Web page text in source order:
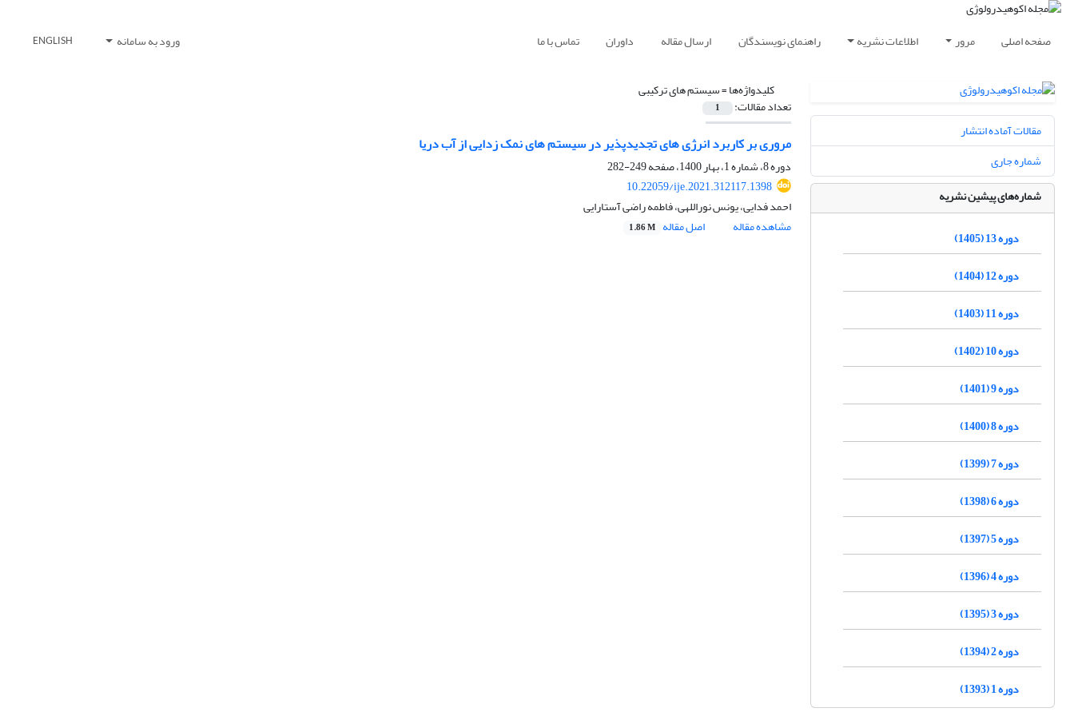
صفحه اصلی مرور اطلاعات نشریه راهنمای نویسندگان ارسال مقاله داوران تماس با ما ورود به سامانه ENGLISH
کلیدواژه‌ها =سیستم‏ های ترکیبی
تعداد مقالات: 1
مروری بر کاربرد انرژی های تجدیدپذیر در سیستم های نمک زدایی از آب دریا
دوره 8، شماره 1، بهار 1400، صفحه
249-282
10.22059/ije.2021.312117.1398
احمد فدایی، یونس نوراللهی، فاطمه راضی آستارایی
مشاهده مقاله
اصل مقاله 1.86 M
مقالات آماده انتشار
شماره جاری
شماره‌های پیشین نشریه
دوره 13 (1405)
دوره 12 (1404)
دوره 11 (1403)
دوره 10 (1402)
دوره 9 (1401)
دوره 8 (1400)
دوره 7 (1399)
دوره 6 (1398)
دوره 5 (1397)
دوره 4 (1396)
دوره 3 (1395)
دوره 2 (1394)
دوره 1 (1393)